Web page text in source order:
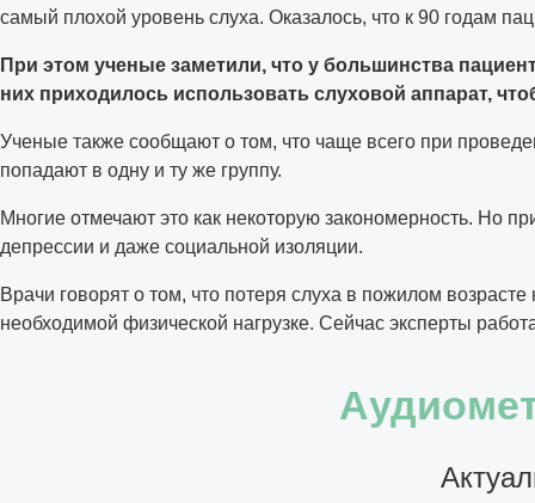
самый плохой уровень слуха. Оказалось, что к 90 годам
При этом ученые заметили, что у большинства
них приходилось использовать слуховой аппарат,
Ученые также сообщают о том, что чаще всего при
попадают в одну и ту же группу.
Многие отмечают это как некоторую закономерность. Но
депрессии и даже социальной изоляции.
Врачи говорят о том, что потеря слуха в пожилом
необходимой физической нагрузке. Сейчас эксперты